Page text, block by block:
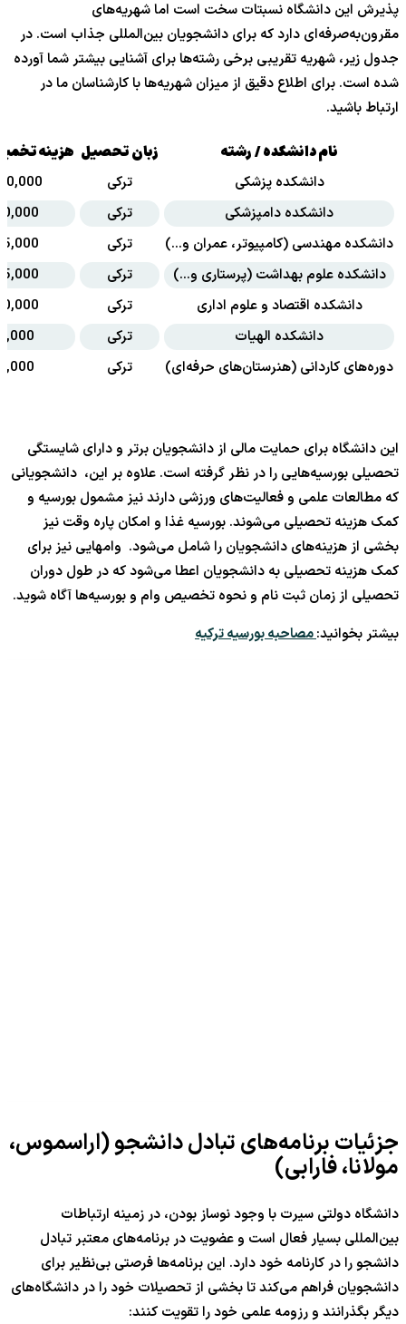
پذیرش این دانشگاه نسبتات سخت است اما شهریه‌های
مقرون‌به‌صرفه‌ای دارد که برای دانشجویان بین‌المللی جذاب است. در
جدول زیر، شهریه تقریبی برخی رشته‌ها برای آشنایی بیشتر شما آورده
شده است. برای اطلاع دقیق از میزان شهریه‌ها با کارشناسان ما در
ارتباط باشید.
نام دانشکده / رشته زبان تحصیل هزینه
دانشکده پزشکی ترکی
80,000 تا 120,000
دانشکده دامپزشکی
ترکی
30,000 تا
دانشکده مهندسی (کامپیوتر، عمران و…)
ترکی
15,000 تا
دانشکده علوم بهداشت (پرستاری و…)
ترکی
15,000 تا
دانشکده اقتصاد و علوم اداری
ترکی
10,000 تا
دانشکده الهیات
ترکی
8,000 تا 12,000
دوره‌های کاردانی (هنرستان‌های حرفه‌ای)
ترکی 6,000 تا 10,000
این دانشگاه برای حمایت مالی از دانشجویان برتر و دارای شایستگی
تحصیلی بورسیه‌هایی را در نظر گرفته است. علاوه بر این، دانشجویانی
که مطالعات علمی و فعالیت‌های ورزشی دارند نیز مشمول بورسیه و
کمک هزینه تحصیلی می‌شوند. بورسیه غذا و امکان پاره وقت نیز
بخشی از هزینه‌های دانشجویان را شامل می‌شود. وامهایی نیز برای
کمک هزینه تحصیلی به دانشجویان اعطا می‌شود که در طول دوران
تحصیلی از زمان ثبت نام و نحوه تخصیص وام و بورسیه‌ها آگاه شوید.
بیشتر بخوانید:مصاحبه بورسیه ترکیه
جزئیات برنامه‌های تبادل دانشجو (اراسموس،
مولانا، فارابی)
دانشگاه دولتی سیرت با وجود نوساز بودن، در زمینه ارتباطات
بین‌المللی بسیار فعال است و عضویت در برنامه‌های معتبر تبادل
دانشجو را در کارنامه خود دارد. این برنامه‌ها فرصتی بی‌نظیر برای
دانشجویان فراهم می‌کند تا بخشی از تحصیلات خود را در دانشگاه‌های
دیگر بگذرانند و رزومه علمی خود را تقویت کنند: